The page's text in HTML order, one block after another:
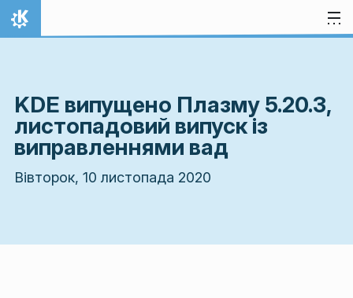
Перейти до вмісту
Домівка
KDE випущено Плазму 5.20.3,
листопадовий випуск із
виправленнями вад
Вівторок, 10 листопада 2020